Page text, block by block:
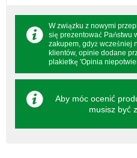
W związku z nowymi
się prezentować Państwu
zakupem, gdyż wcześniej
klientów, opinie dodane
plakietkę 'Opinia
Aby móc ocenić
musisz być